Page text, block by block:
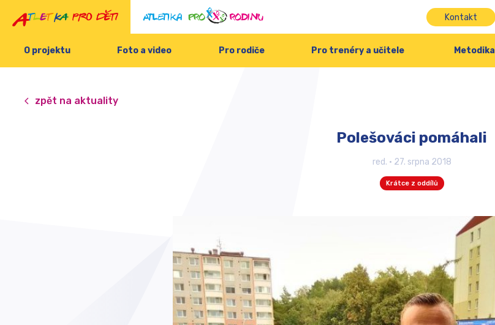
Kontakt
O projektu Foto a video Pro rodiče Pro trenéry a učitele Metodika
zpět na aktuality
Polešováci pomáhali
red. • 27. srpna 2018
Krátce z oddílů